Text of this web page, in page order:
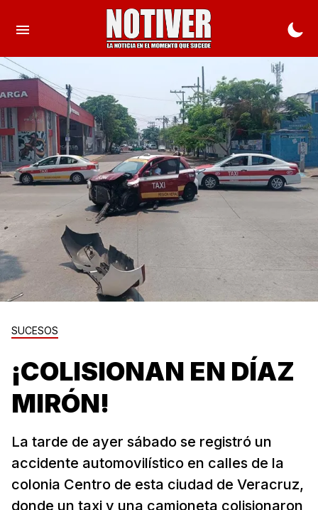
SUCESOS
¡COLISIONAN EN DÍAZ
MIRÓN!
La tarde de ayer sábado se registró un
accidente automovilístico en calles de la
colonia Centro de esta ciudad de Veracruz,
donde un taxi y una camioneta colisionaron